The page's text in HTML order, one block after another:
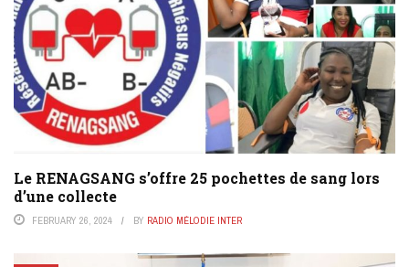
Le RENAGSANG s’offre 25 pochettes de sang lors
d’une collecte
FEBRUARY 26, 2024 BY RADIO MÉLODIE INTER